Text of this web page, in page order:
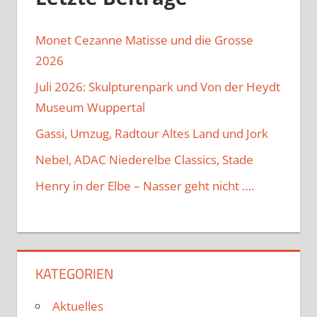
Monet Cezanne Matisse und die Grosse
2026
Juli 2026: Skulpturenpark und Von der Heydt
Museum Wuppertal
Gassi, Umzug, Radtour Altes Land und Jork
Nebel, ADAC Niederelbe Classics, Stade
Henry in der Elbe – Nasser geht nicht ….
KATEGORIEN
Aktuelles